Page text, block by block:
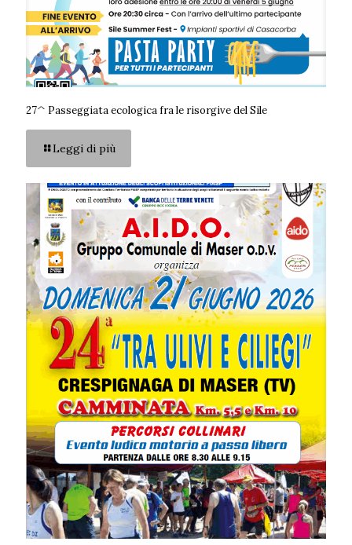
27^ Passeggiata ecologica fra le risorgive del Sile
Leggi di più